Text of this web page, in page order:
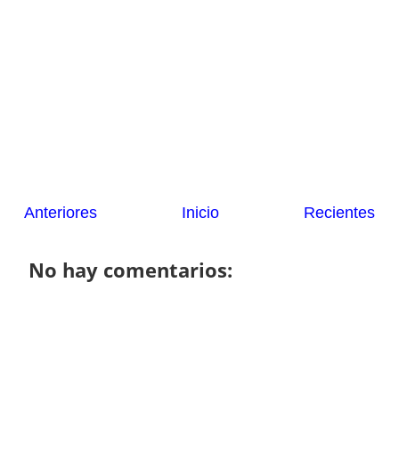
Recientes
Anteriores Inicio
No hay comentarios: